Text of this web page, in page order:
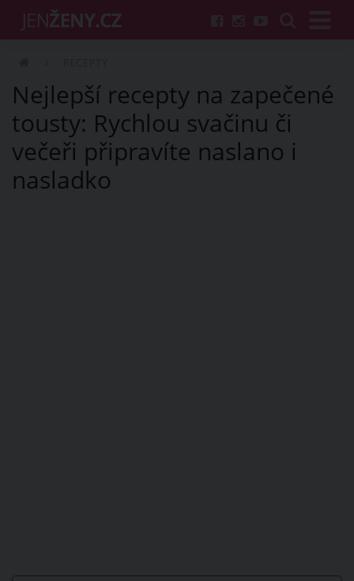
Nejlepší recepty na zapečené
tousty: Rychlou svačinu či
večeři připravíte naslano i
nasladko